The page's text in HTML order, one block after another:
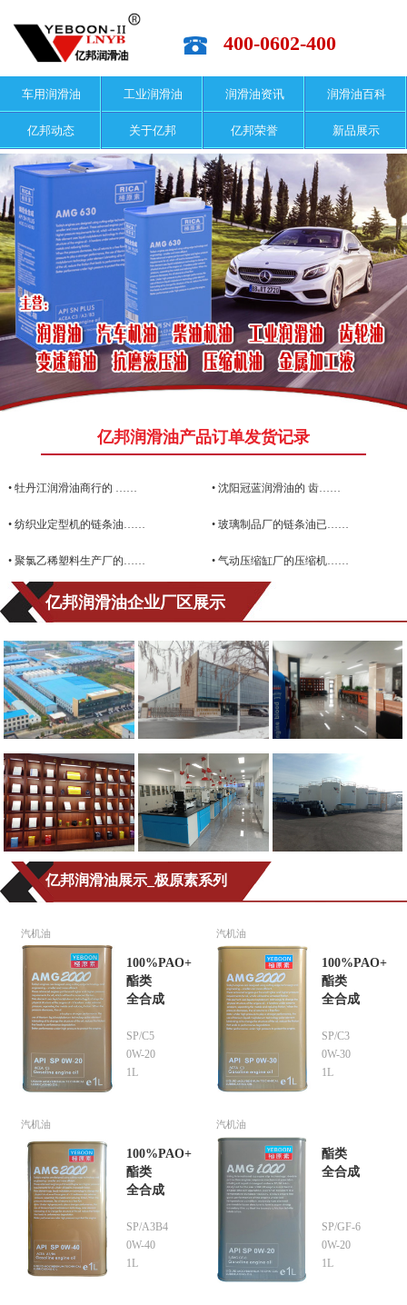
400-0602-400
车用润滑油 工业润滑油 润滑油资讯 润滑油百科
亿邦动态 关于亿邦 亿邦荣誉 新品展示
亿邦润滑油产品订单发货记录
• 牡丹江润滑油商行的 …… • 沈阳冠蓝润滑油的 齿……
• 纺织业定型机的链条油…… • 玻璃制品厂的链条油已……
• 聚氯乙稀塑料生产厂的…… • 气动压缩缸厂的压缩机……
亿邦润滑油企业厂区展示
亿邦润滑油展示_极原素系列
汽机油
100%PAO+
酯类
全合成
SP/C5
0W-20
1L
汽机油
100%PAO+
酯类
全合成
SP/C3
0W-30
1L
汽机油
100%PAO+
酯类
全合成
SP/A3B4
0W-40
1L
汽机油
酯类
全合成
SP/GF-6
0W-20
1L